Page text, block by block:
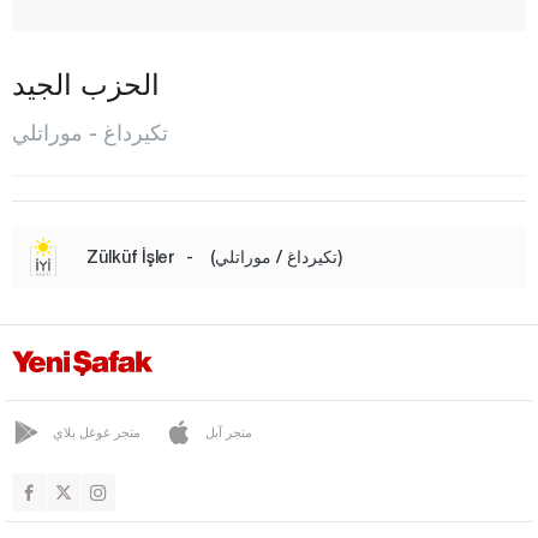
مرمرة إيغريليسي
موراتلي
شاركوي
سليمان باشا
طرابزون
طونجالي
يالوفا
الحزب الجيد
تكيرداغ - موراتلي
Zülküf İşler - (تكيرداغ / موراتلي)
متجر غوغل بلاي متجر آبل